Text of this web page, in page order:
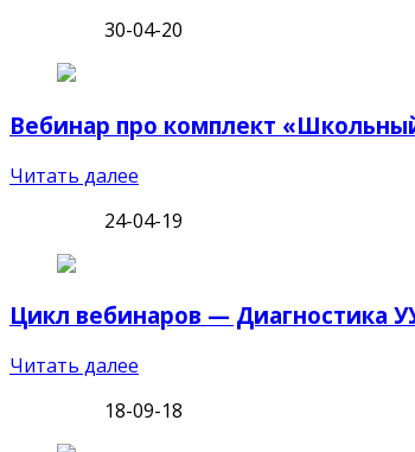
30-04-20
Вебинар про комплект
Читать далее
24-04-19
Цикл вебинаров — Диагностика
Читать далее
18-09-18